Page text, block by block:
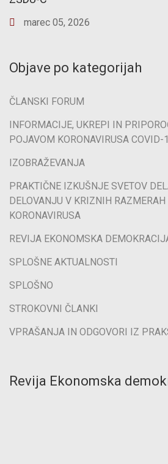
marec 05, 2026
Objave po kategorijah
ČLANSKI FORUM
INFORMACIJE, UKREPI IN
POJAVOM KORONAVIRUSA COVID-
IZOBRAŽEVANJA
PRAKTIČNE IZKUŠNJE SVETOV
DELOVANJU V KRIZNIH
KORONAVIRUSA
REVIJA EKONOMSKA
SPLOŠNE AKTUALNOSTI
SPLOŠNO
STROKOVNI ČLANKI
VPRAŠANJA IN ODGOVORI IZ
Revija Ekonomska